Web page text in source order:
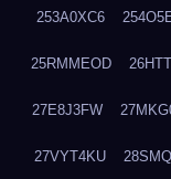
253A0XC6
25RMMEOD
27E8J3FW
27VYT4KU